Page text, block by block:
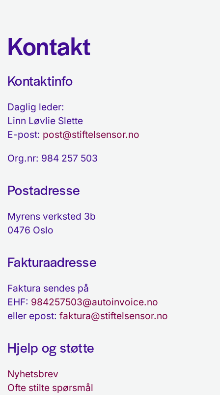
Kontakt
Kontaktinfo
Daglig leder:
Linn Løvlie Slette
E-post: post@stiftelsensor.no
Org.nr: 984 257 503
Postadresse
Myrens verksted 3b
0476 Oslo
Fakturaadresse
Faktura sendes på
EHF: 984257503@autoinvoice.no
eller epost: faktura@stiftelsensor.no
Hjelp og støtte
Nyhetsbrev
Ofte stilte spørsmål